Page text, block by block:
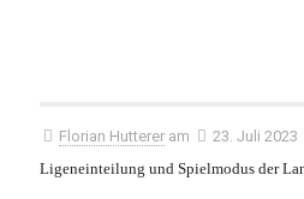
Florian Hutterer am
23. Juli 2023
Ligeneinteilung und Spielmodus der